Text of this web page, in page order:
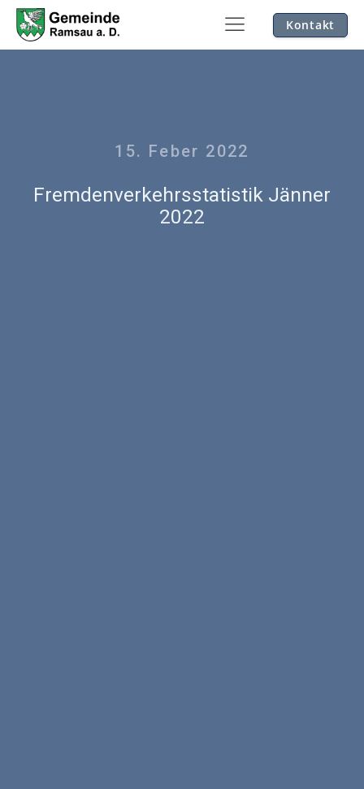
Kontakt
15. Feber 2022
Fremdenverkehrsstatistik Jänner
2022